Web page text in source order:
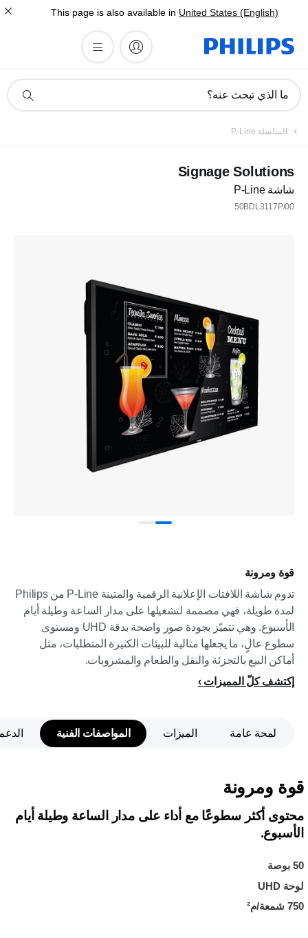
This page is also available in United States (English)
دعم
ما الذي تبحث عنه؟
السلسلة P-Line
Signage Solutions
شاشة P-Line
50BDL3117P/00
قوة ومرونة
تدوم شاشة اللافتات الإعلانية الرقمية والمتينة P-Line من Philips
لمدة طويلة، فهي مصممة لتشغيلها على مدار الساعة وطيلة أيام
الأسبوع. وهي تتميّز بجودة صور واضحة بدقة UHD ومستوى
سطوع عالٍ، ما يجعلها مثالية للبيئات الكثيرة المتطلبات، مثل
أماكن البيع بالتجزئة والنقل والطعام والمشروبات.
إكتشف كلّ المميزات
لمحة عامة الميزات المواصفات الفنية
قوة ومرونة
محتوى أكثر سطوعًا مع أداء على مدار الساعة وطيلة أيام
الأسبوع.
50 بوصة
لوحة UHD
750 شمعة/م²